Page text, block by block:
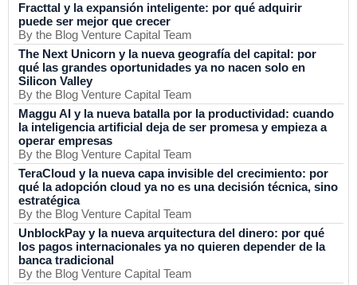
Fracttal y la expansión inteligente: por qué adquirir
puede ser mejor que crecer
By the Blog Venture Capital Team
The Next Unicorn y la nueva geografía del capital: por
qué las grandes oportunidades ya no nacen solo en
Silicon Valley
By the Blog Venture Capital Team
Maggu AI y la nueva batalla por la productividad: cuando
la inteligencia artificial deja de ser promesa y empieza a
operar empresas
By the Blog Venture Capital Team
TeraCloud y la nueva capa invisible del crecimiento: por
qué la adopción cloud ya no es una decisión técnica, sino
estratégica
By the Blog Venture Capital Team
UnblockPay y la nueva arquitectura del dinero: por qué
los pagos internacionales ya no quieren depender de la
banca tradicional
By the Blog Venture Capital Team